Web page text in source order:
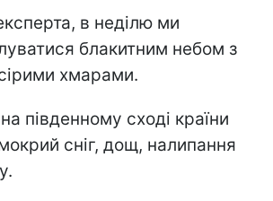
в неділю ми
блакитним небом з
хмарами.
південному сході країни
сніг, дощ, налипання